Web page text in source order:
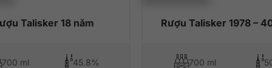
Talisker 18 năm
700 ml 45.8%
Rượu Talisker 1978 –
700 ml